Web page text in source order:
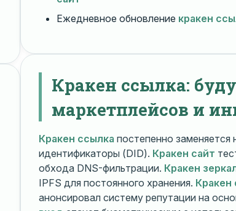
Ежедневное обновление кракен
Кракен ссылка:
маркетплейсов и
Кракен ссылка постепенно заменяется
идентификаторы (DID). Кракен сайт
обхода DNS-фильтрации. Кракен
IPFS для постоянного хранения. Кракен
анонсировал систему репутации на